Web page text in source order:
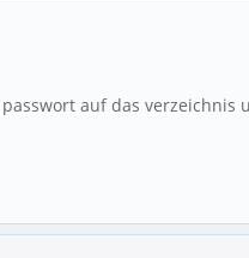
auf das